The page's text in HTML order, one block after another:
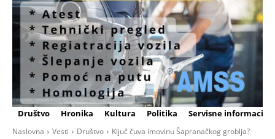
Društvo Hronika Kultura Politika Servisne informacije
Naslovna Vesti Društvo Ključ čuva imovinu Šapranačkog groblja?